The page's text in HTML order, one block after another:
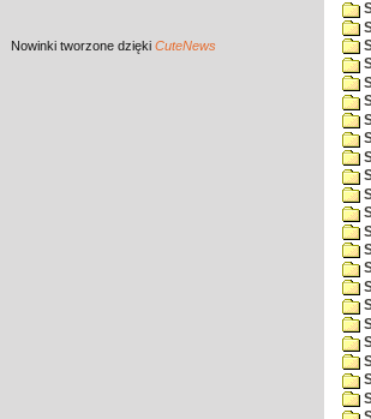
Nowinki tworzone dzięki CuteNews